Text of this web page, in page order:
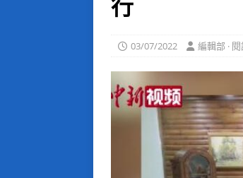
03/07/2022 編輯部 ·